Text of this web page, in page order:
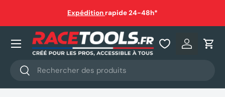
Aller au contenu
Expédition rapide 24-48h*
Recherche
Rechercher
Se
Nos produits